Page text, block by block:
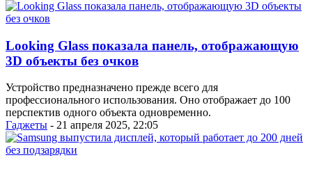
Looking Glass показала панель, отображающую
3D объекты без очков
Устройство предназначено прежде всего для
профессионального использования. Оно отображает до 100
перспектив одного объекта одновременно.
Гаджеты - 21 апреля 2025, 22:05